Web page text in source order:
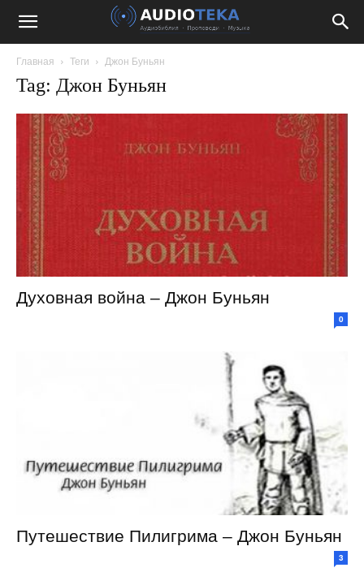
Главная Теги Джон Буньян
Tag: Джон Буньян
Духовная война – Джон Буньян
0
Путешествие Пилигрима – Джон Буньян
3